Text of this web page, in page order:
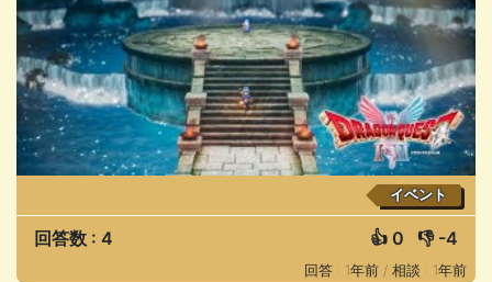
イベント
回答数 : 4 👍 0 👎 -4
回答 : 1年前 / 相談 : 1年前